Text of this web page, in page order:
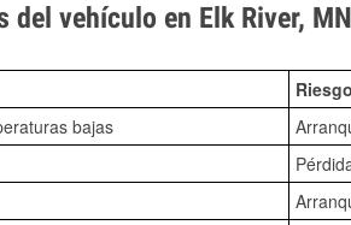
vehículo en Elk River,
bajas